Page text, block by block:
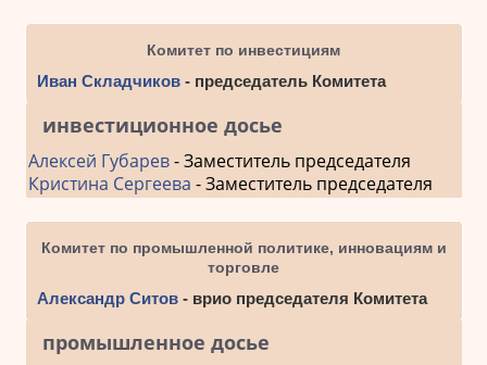
Комитет по инвестициям
Иван Складчиков- председатель Комитета
инвестиционное досье
Алексей Губарев- Заместитель председателя
Кристина Сергеева - Заместитель председателя
Комитет по промышленной политике, инновациям и
торговле
Александр Ситов- врио председателя Комитета
промышленное досье